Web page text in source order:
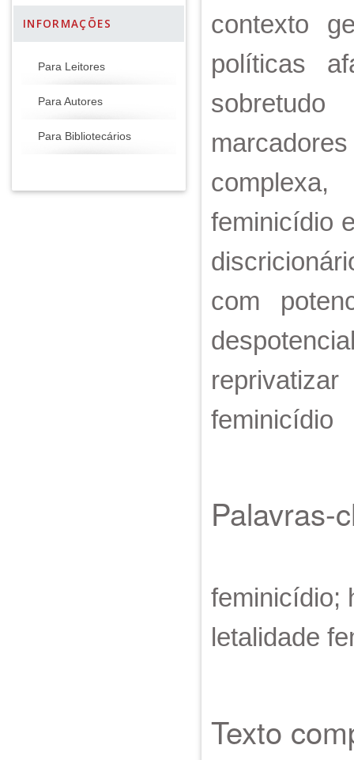
INFORMAÇÕES
Para Leitores
Para Autores
Para Bibliotecários
contexto
políticas
feminicídio
com
feminicídio
Palavras-
feminicídio;
letalidade
Texto